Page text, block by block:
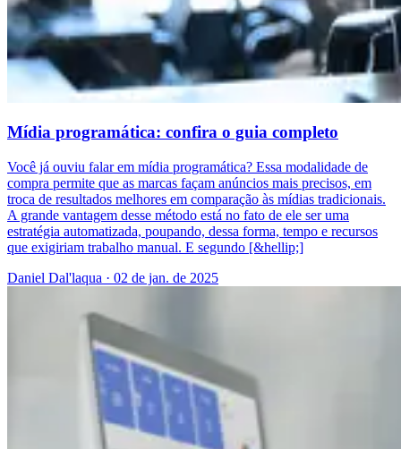
Mídia programática: confira o guia completo
Você já ouviu falar em mídia programática? Essa modalidade de
compra permite que as marcas façam anúncios mais precisos, em
troca de resultados melhores em comparação às mídias tradicionais.
A grande vantagem desse método está no fato de ele ser uma
estratégia automatizada, poupando, dessa forma, tempo e recursos
que exigiriam trabalho manual. E segundo [&hellip;]
Daniel Dal'laqua · 02 de jan. de 2025